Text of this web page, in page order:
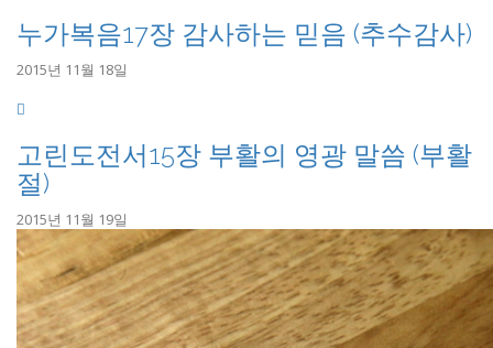
누가복음17장 감사하는 믿음 (추수감사)
2015년 11월 18일
고린도전서15장 부활의 영광 말씀 (부활
절)
2015년 11월 19일